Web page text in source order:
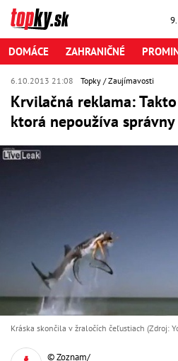
DOMÁCE ZAHRANIČNÉ
6.10.2013 21:08 Topky Zaujímavosti
Krvilačná reklama:
ktorá nepoužíva
Kráska skončila v žraločích čeľustiach (Zdroj:
© Zoznam/